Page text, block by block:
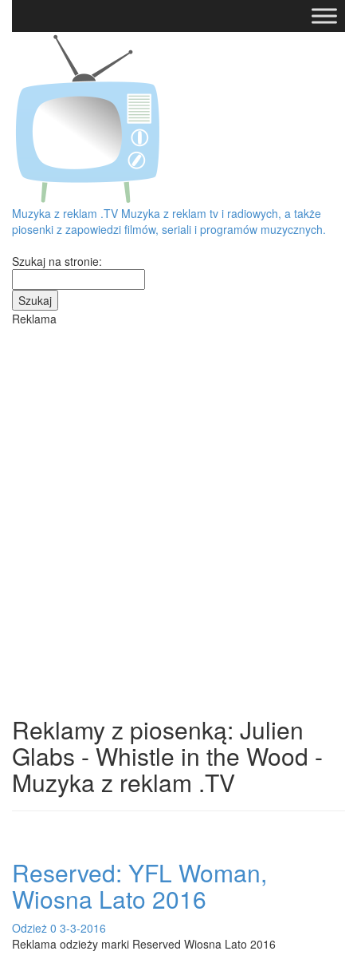
Muzyka z reklam .TV Muzyka z reklam tv i radiowych, a także
piosenki z zapowiedzi filmów, seriali i programów muzycznych.
Szukaj na stronie:
Reklama
Reklamy z piosenką: Julien
Glabs - Whistle in the Wood -
Muzyka z reklam .TV
Reserved: YFL Woman,
Wiosna Lato 2016
Odzież 0 3-3-2016
Reklama odzieży marki Reserved Wiosna Lato 2016